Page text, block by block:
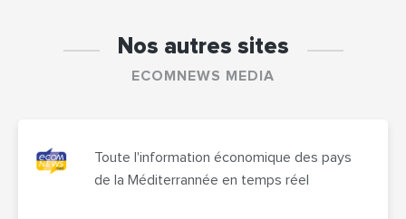
Nos autres sites
ECOMNEWS MEDIA
Toute l'information économique des pays
de la Méditerrannée en temps réel